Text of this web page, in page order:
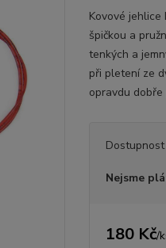
Kovové
špičkou a
tenkých a
při pletení ze
opravdu dobře
Dostupnost
Nejsme
180 Kč/